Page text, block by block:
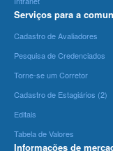
Serviços para a
Cadastro de Avaliadores
Pesquisa de Credenciados
Torne-se um Corretor
Cadastro de Estagiários (2)
Editais
Tabela de Valores
Informações de